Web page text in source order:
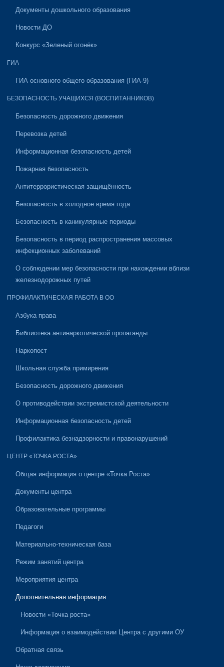
Документы дошкольного образования
Новости ДО
Конкурс «Зеленый огонёк»
ГИА
ГИА основного общего образования (ГИА-9)
БЕЗОПАСНОСТЬ УЧАЩИХСЯ (ВОСПИТАННИКОВ)
Безопасность дорожного движения
Перевозка детей
Информационная безопасность детей
Пожарная безопасность
Антитеррористическая защищённость
Безопасность в холодное время года
Безопасность в каникулярные периоды
Безопасность в период распространения массовых
инфекционных заболеваний
О соблюдении мер безопасности при нахождении вблизи
железнодорожных путей
ПРОФИЛАКТИЧЕСКАЯ РАБОТА В ОО
Азбука права
Библиотека антинаркотической пропаганды
Наркопост
Школьная служба примирения
Безопасность дорожного движения
О противодействии экстремистской деятельности
Информационная безопасность детей
Профилактика безнадзорности и правонарушений
ЦЕНТР «ТОЧКА РОСТА»
Общая информация о центре «Точка Роста»
Документы центра
Образовательные программы
Педагоги
Материально-техническая база
Режим занятий центра
Мероприятия центра
Дополнительная информация
Новости «Точка роста»
Информация о взаимодействии Центра с другими ОУ
Обратная связь